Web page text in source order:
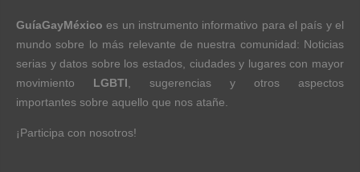
GuíaGayMéxico es un instrumento informativo para el país y el
mundo sobre lo más relevante de nuestra comunidad: Noticias
serias y datos sobre los estados, ciudades y lugares con mayor
movimiento LGBTI , sugerencias y otros aspectos
importantes sobre aquello que nos atañe.
¡Participa con nosotros!